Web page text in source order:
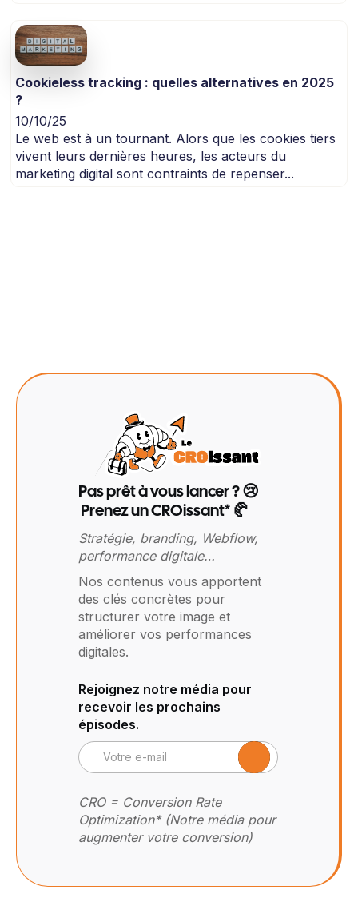
Cookieless tracking : quelles alternatives en 2025
?
10/10/25
Le web est à un tournant. Alors que les cookies tiers
vivent leurs dernières heures, les acteurs du
marketing digital sont contraints de repenser...
Pas prêt à vous lancer ? 😢
Prenez un CROissant* 🥐
Stratégie, branding, Webflow,
performance digitale…
Nos contenus vous apportent
des clés concrètes pour
structurer votre image et
améliorer vos performances
digitales.
Rejoignez notre média pour
recevoir les prochains
épisodes.
CRO = Conversion Rate
Optimization* (Notre média pour
augmenter votre conversion)